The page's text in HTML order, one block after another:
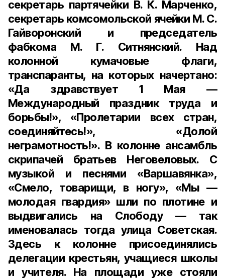
секретарь партячейки В. К. Марченко,
секретарь комсомольской ячейки М. С.
Гайворонский и председатель
фабкома М. Г. Ситнянский. Над
колонной кумачовые флаги,
транспаранты, на которых начертано:
«Да здравствует 1 Мая —
Международный праздник труда и
борьбы!», «Пролетарии всех стран,
соединяйтесь!», «Долой
неграмотность!». В колонне ансамбль
скрипачей братьев Неговеловых. С
музыкой и песнями «Варшавянка»,
«Смело, товарищи, в ногу», «Мы —
молодая гвардия» шли по плотине и
выдвигались на Слободу — так
именовалась тогда улица Советская.
Здесь к колонне присоединялись
делегации крестьян, учащиеся школы
и учителя. На площади уже стояли